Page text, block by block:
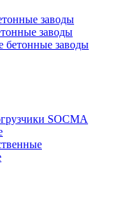
заводы
заводы
бетонные заводы
SOCMA